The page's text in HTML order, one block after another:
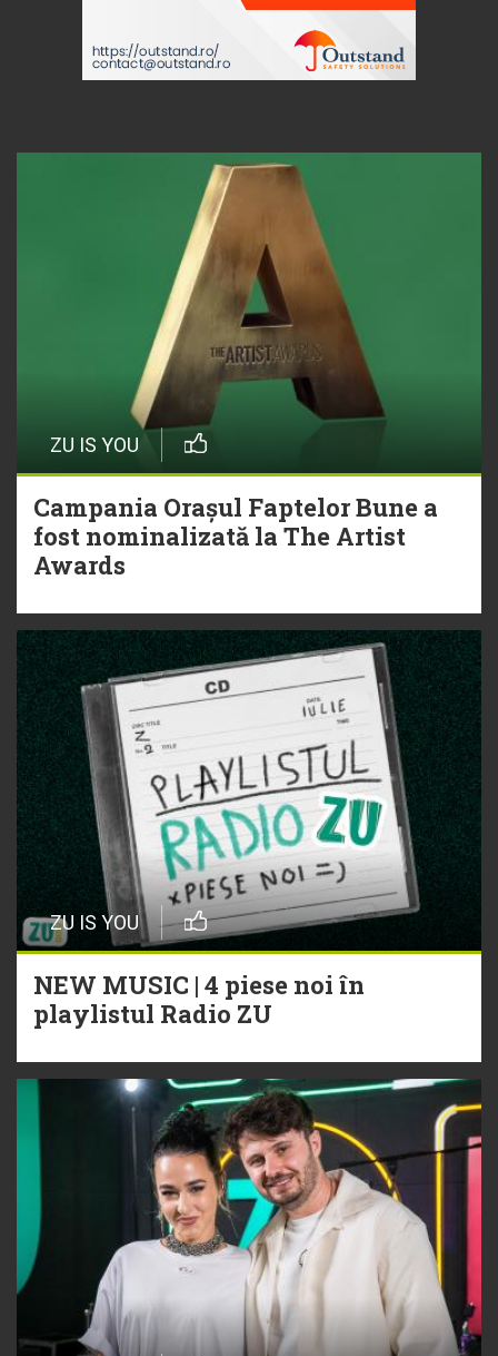
ZU IS YOU
Campania Orașul Faptelor Bune a
fost nominalizată la The Artist
Awards
ZU IS YOU
NEW MUSIC | 4 piese noi în
playlistul Radio ZU